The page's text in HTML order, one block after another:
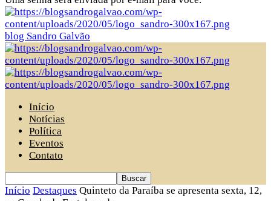
blog Sandro Galvão
Início
Notícias
Política
Eventos
Contato
Início Destaques Quinteto da Paraíba se apresenta sexta, 12,